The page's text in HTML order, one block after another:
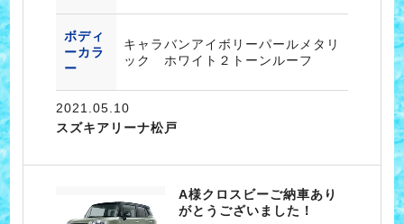
ボディ
ーカラ
ー
キャラバンアイボリーパールメタリ
ック ホワイト２トーンルーフ
2021.05.10
スズキアリーナ松戸
A様クロスビーご納車あり
がとうございました！